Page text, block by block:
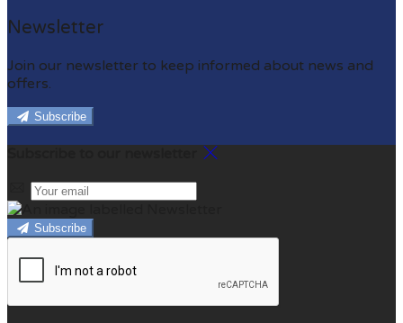
Newsletter
Join our newsletter to keep informed about news and
offers.
Subscribe
Subscribe